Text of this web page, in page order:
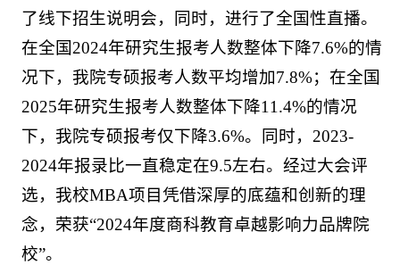
了线下招生说明会，同时，进行了全国性直播。
在全国2024年研究生报考人数整体下降7.6%的情
况下，我院专硕报考人数平均增加7.8%；在全国
2025年研究生报考人数整体下降11.4%的情况
下，我院专硕报考仅下降3.6%。同时，2023-
2024年报录比一直稳定在9.5左右。经过大会评
选，我校MBA项目凭借深厚的底蕴和创新的理
念，荣获“2024年度商科教育卓越影响力品牌院
校”。